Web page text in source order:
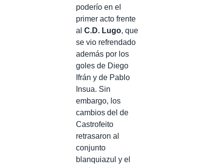
poderío en el
primer acto frente
al C.D. Lugo, que
se vio refrendado
además por los
goles de Diego
Ifrán y de Pablo
Insua. Sin
embargo, los
cambios del de
Castrofeito
retrasaron al
conjunto
blanquiazul y el